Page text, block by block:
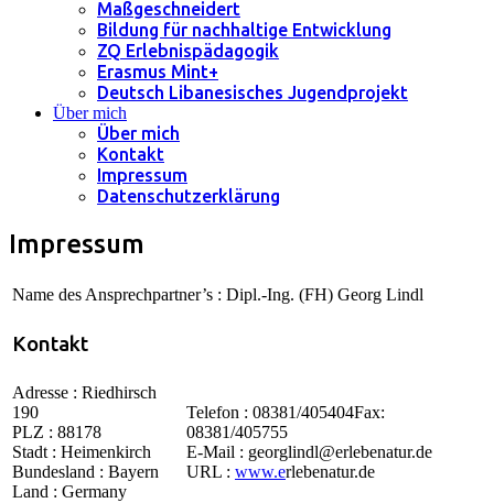
Maßgeschneidert
Bildung für nachhaltige Entwicklung
ZQ Erlebnispädagogik
Erasmus Mint+
Deutsch Libanesisches Jugendprojekt
Über mich
Über mich
Kontakt
Impressum
Datenschutzerklärung
Impressum
Name des Ansprechpartner’s : Dipl.-Ing. (FH) Georg Lindl
Kontakt
Adresse : Riedhirsch
190
PLZ : 88178
Stadt : Heimenkirch
Bundesland : Bayern
Land : Germany
Telefon : 08381/405404Fax:
08381/405755
E-Mail : georglindl@erlebenatur.de
URL : www.erlebenatur.de